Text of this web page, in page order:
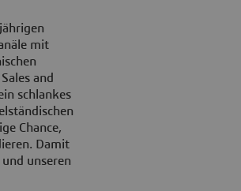
mit
and
schlankes
Chance,
Damit
unseren